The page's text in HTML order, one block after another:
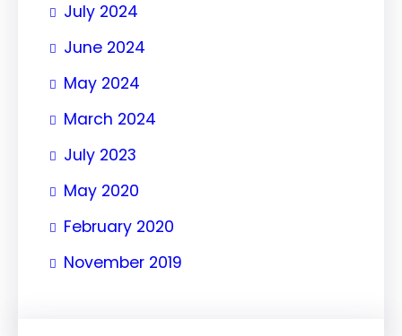
July 2024
June 2024
May 2024
March 2024
July 2023
May 2020
February 2020
November 2019